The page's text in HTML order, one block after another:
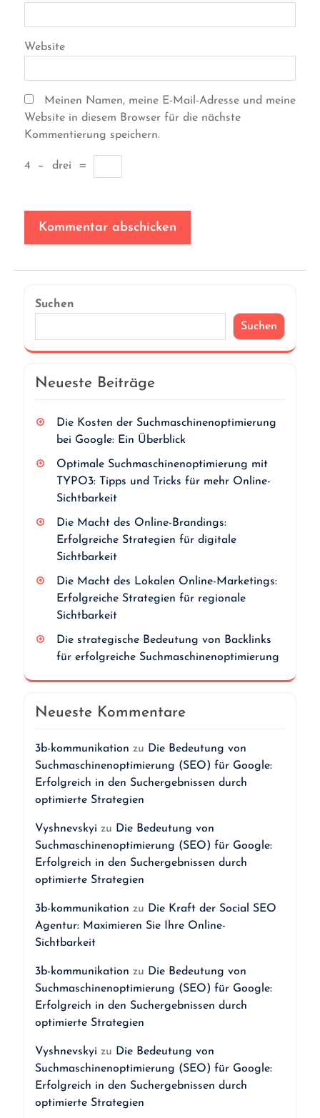
Website
Meinen Namen, meine E-Mail-Adresse und meine
Website in diesem Browser für die nächste
Kommentierung speichern.
4 − drei =
Suchen
Suchen
Neueste Beiträge
Die Kosten der Suchmaschinenoptimierung
bei Google: Ein Überblick
Optimale Suchmaschinenoptimierung mit
TYPO3: Tipps und Tricks für mehr Online-
Sichtbarkeit
Die Macht des Online-Brandings:
Erfolgreiche Strategien für digitale
Sichtbarkeit
Die Macht des Lokalen Online-Marketings:
Erfolgreiche Strategien für regionale
Sichtbarkeit
Die strategische Bedeutung von Backlinks
für erfolgreiche Suchmaschinenoptimierung
Neueste Kommentare
3b-kommunikation zu Die Bedeutung von
Suchmaschinenoptimierung (SEO) für Google:
Erfolgreich in den Suchergebnissen durch
optimierte Strategien
Vyshnevskyi zu Die Bedeutung von
Suchmaschinenoptimierung (SEO) für Google:
Erfolgreich in den Suchergebnissen durch
optimierte Strategien
3b-kommunikation zu Die Kraft der Social SEO
Agentur: Maximieren Sie Ihre Online-
Sichtbarkeit
3b-kommunikation zu Die Bedeutung von
Suchmaschinenoptimierung (SEO) für Google:
Erfolgreich in den Suchergebnissen durch
optimierte Strategien
Vyshnevskyi zu Die Bedeutung von
Suchmaschinenoptimierung (SEO) für Google:
Erfolgreich in den Suchergebnissen durch
optimierte Strategien